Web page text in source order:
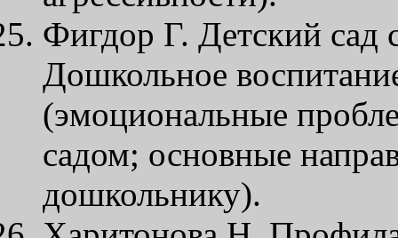
Фигдор Г. Детский сад
Дошкольное
(эмоциональные
садом; основные
дошкольнику).